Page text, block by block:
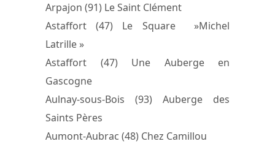
Arpajon (91) Le Saint Clément
Astaffort (47) Le Square »Michel
Latrille »
Astaffort (47) Une Auberge en
Gascogne
Aulnay-sous-Bois (93) Auberge des
Saints Pères
Aumont-Aubrac (48) Chez Camillou